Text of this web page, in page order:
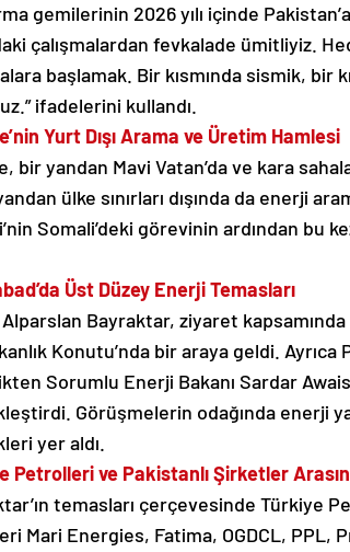
gemilerinin 2026 yılı içinde
çalışmalardan fevkalade ümitliyiz.
başlamak. Bir kısmında sismik,
ifadelerini kullandı.
Yurt Dışı Arama ve Üretim Hamlesi
bir yandan Mavi Vatan’da ve kara
ülke sınırları dışında da enerji
Somali’deki görevinin ardından bu
Üst Düzey Enerji Temasları
Bayraktar, ziyaret
Konutu’nda bir araya geldi.
Sorumlu Enerji Bakanı Sardar
Görüşmelerin odağında enerji
yer aldı.
Petrolleri ve Pakistanlı Şirketler
temasları çerçevesinde Türkiye
Mari Energies, Fatima, OGDCL, PPL,